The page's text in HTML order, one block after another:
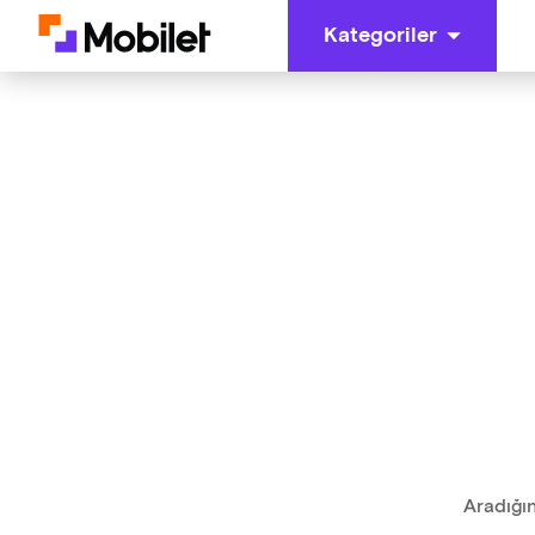
Kategoriler